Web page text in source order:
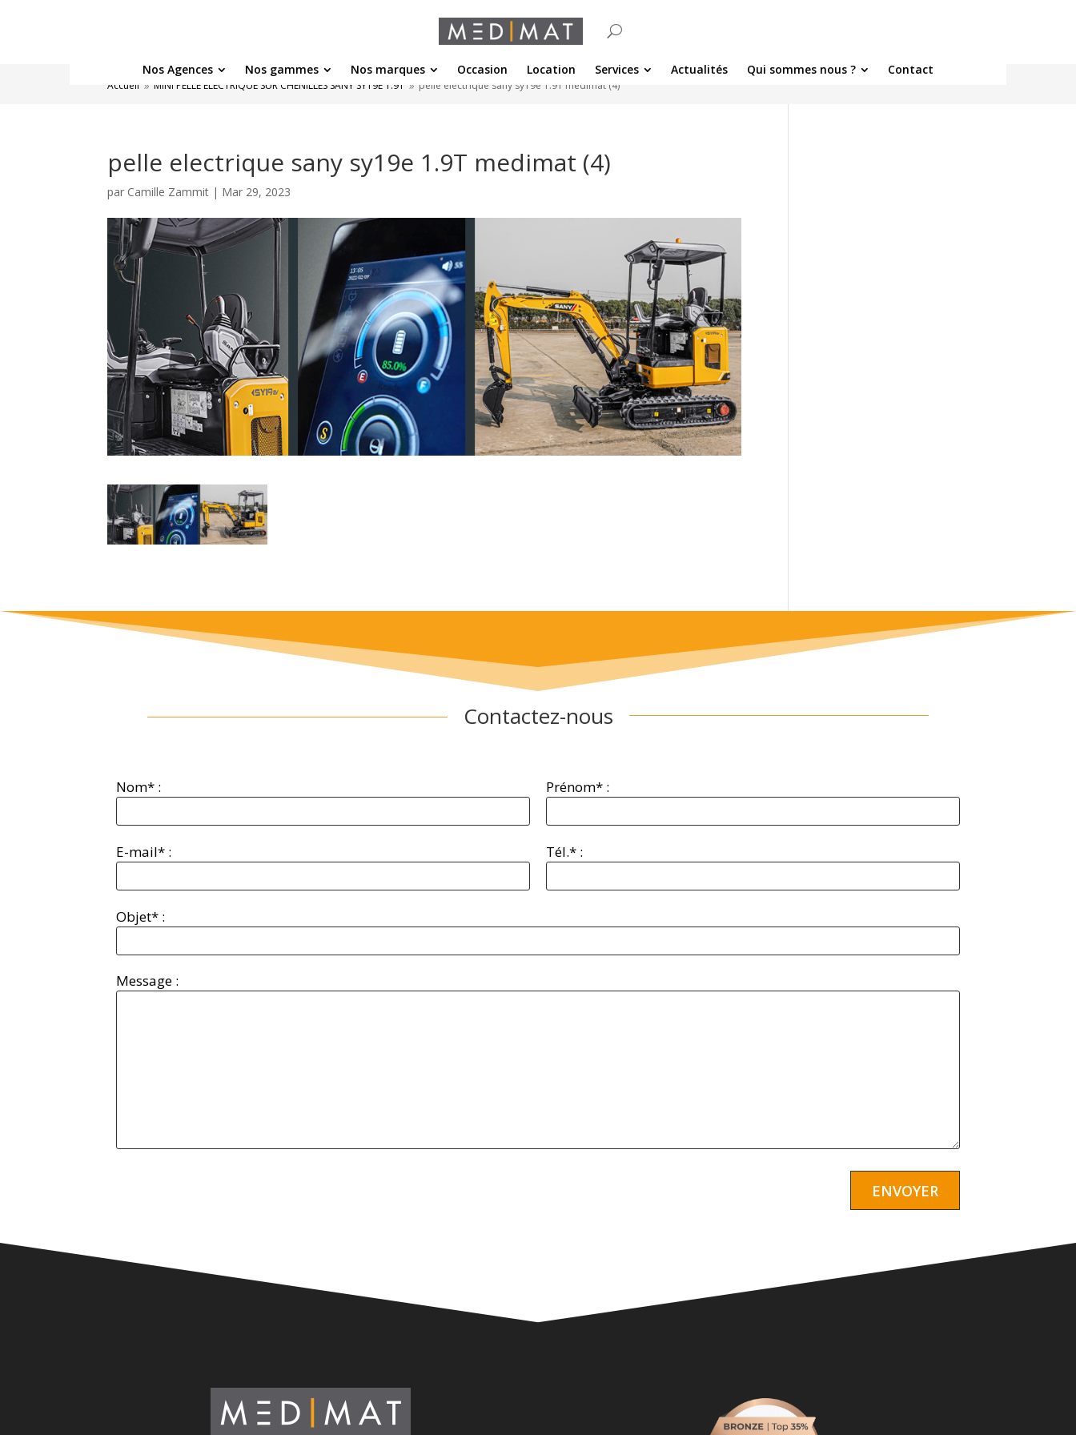
Nos Agences Nos gammes Nos marques Occasion Location Services Actualités Qui sommes nous ? Contact
Accueil 9 MINI PELLE ÉLECTRIQUE SUR CHENILLES SANY SY19E 1.9T 9 pelle electrique sany sy19e 1.9T medimat (4)
pelle electrique sany sy19e 1.9T medimat (4)
par Camille Zammit | Mar 29, 2023
Contactez-nous
Nom* : Prénom* :
E-mail* : Tél.* :
Objet* :
Message :